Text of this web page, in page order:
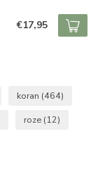
€17,95
koran (464)
roze (12)